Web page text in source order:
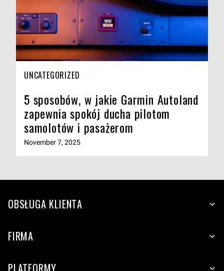
UNCATEGORIZED
5 sposobów, w jakie Garmin Autoland
zapewnia spokój ducha pilotom
samolotów i pasażerom
November 7, 2025
OBSŁUGA KLIENTA
FIRMA